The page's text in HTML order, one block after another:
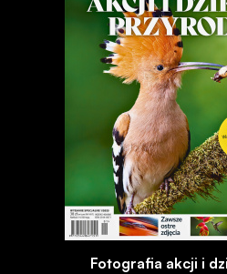
Fotografia akcji i